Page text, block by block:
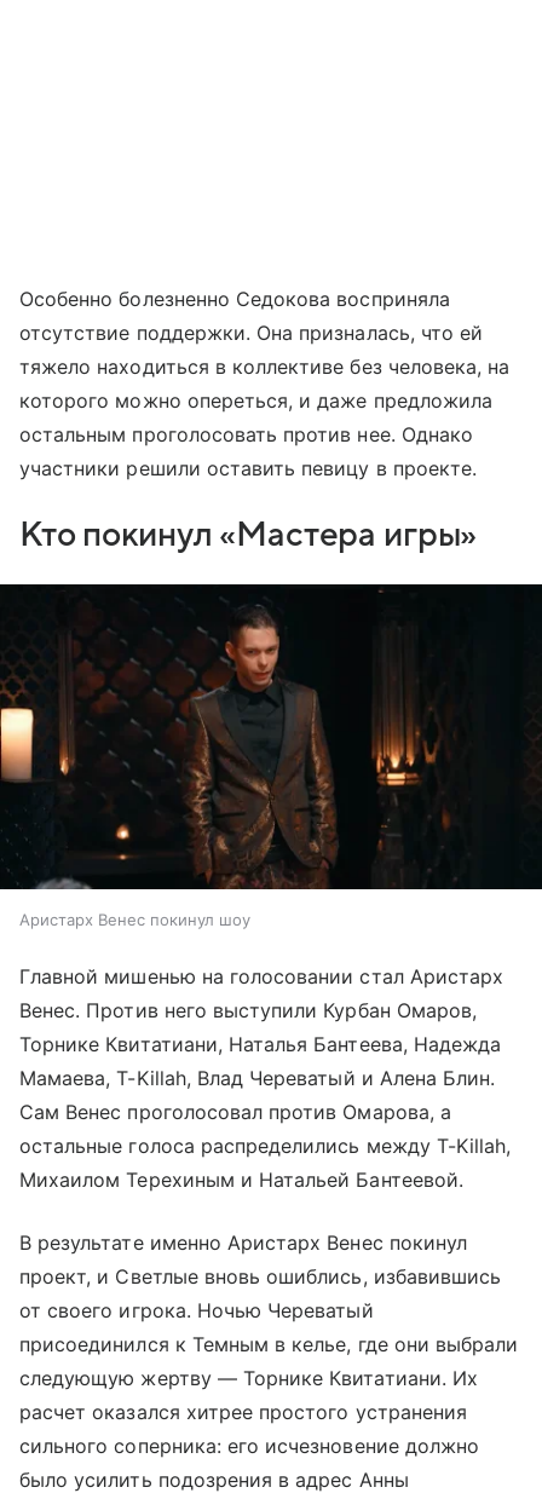
Особенно болезненно Седокова восприняла
отсутствие поддержки. Она призналась, что ей
тяжело находиться в коллективе без человека, на
которого можно опереться, и даже предложила
остальным проголосовать против нее. Однако
участники решили оставить певицу в проекте.
Кто покинул «Мастера игры»
Аристарх Венес покинул шоу
Главной мишенью на голосовании стал Аристарх
Венес. Против него выступили Курбан Омаров,
Торнике Квитатиани, Наталья Бантеева, Надежда
Мамаева, T-Killah, Влад Череватый и Алена Блин.
Сам Венес проголосовал против Омарова, а
остальные голоса распределились между T-Killah,
Михаилом Терехиным и Натальей Бантеевой.
В результате именно Аристарх Венес покинул
проект, и Светлые вновь ошиблись, избавившись
от своего игрока. Ночью Череватый
присоединился к Темным в келье, где они выбрали
следующую жертву — Торнике Квитатиани. Их
расчет оказался хитрее простого устранения
сильного соперника: его исчезновение должно
было усилить подозрения в адрес Анны